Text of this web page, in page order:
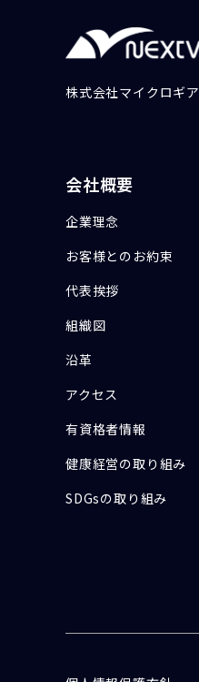
株式会社マイクロギア
会社概要
企業理念
お客様とのお約束
代表挨拶
組織図
沿革
アクセス
有資格者情報
健康経営の取り組み
SDGsの取り組み